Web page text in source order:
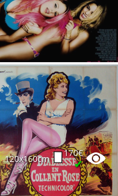
120x160cm
170€
✔